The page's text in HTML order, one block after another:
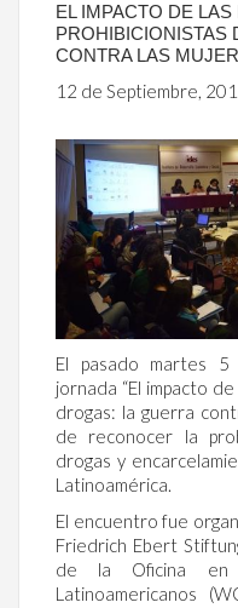
EL IMPACTO DE
PROHIBICIONISTAS
CONTRA LAS
12 de Septiembre,
El pasado martes
jornada “El impacto
drogas: la guerra
de reconocer la
drogas y
Latinoamérica.
El encuentro fue
Friedrich Ebert
de la Oficina en
Latinoamericanos